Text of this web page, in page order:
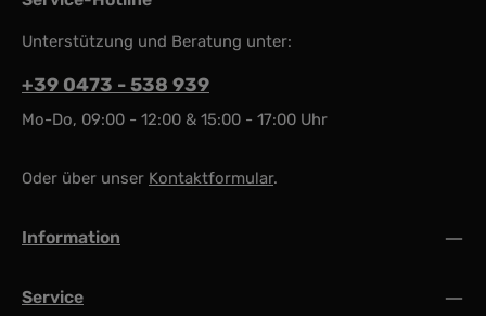
Unterstützung und Beratung unter:
+39 0473 - 538 939
Mo-Do, 09:00 - 12:00 & 15:00 - 17:00 Uhr
Oder über unser Kontaktformular.
Information
Service